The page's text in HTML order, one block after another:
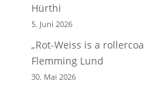
Hürthi
5. Juni 2026
„Rot-Weiss is a
Flemming Lund
30. Mai 2026